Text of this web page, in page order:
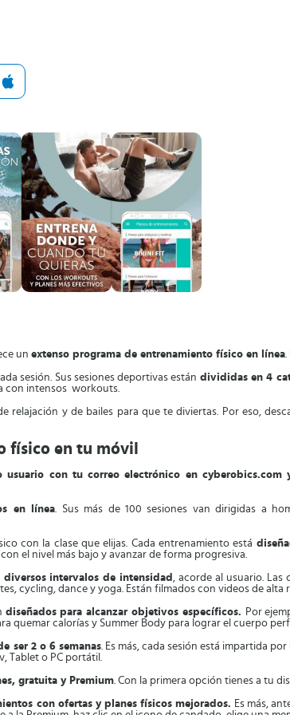
un extenso programa de entrenamiento físico en línea.
sesión. Sus sesiones deportivas están divididas en 4
con intensos workouts.
relajación y de bailes para que te diviertas. Por eso,
físico en tu móvil
usuario con tu correo electrónico en cyberobics.com
en línea. Sus más de 100 sesiones van dirigidas a
con la clase que elijas. Cada entrenamiento está
el nivel más bajo y avanzar de forma progresiva.
intervalos de intensidad , acorde al usuario. Las
cycling, dance y yoga. Están filmados con videos de alta
diseñados para alcanzar objetivos específicos. Por
quemar calorías y Summer Body para lograr el cuerpo
ser 2 o 6 semanas. Es más, cada sesión está impartida
Tablet o PC portátil.
gratuita y Premium. Con la primera opción tienes a tu
con ofertas y planes físicos mejorados. Es más,